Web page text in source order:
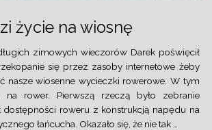
życie na wiosnę
zimowych wieczorów Darek poświęcił
się przez zasoby internetowe żeby
nasze wiosenne wycieczki rowerowe. W tym
na rower. Pierwszą rzeczą było zebranie
dostępności roweru z konstrukcją napędu na
łańcucha. Okazało się, że nie tak …